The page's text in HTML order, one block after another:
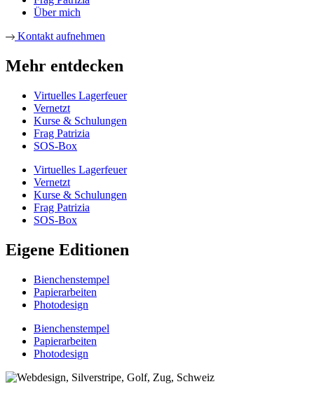
Über mich
Kontakt aufnehmen
Mehr entdecken
Virtuelles Lagerfeuer
Vernetzt
Kurse & Schulungen
Frag Patrizia
SOS-Box
Virtuelles Lagerfeuer
Vernetzt
Kurse & Schulungen
Frag Patrizia
SOS-Box
Eigene Editionen
Bienchenstempel
Papierarbeiten
Photodesign
Bienchenstempel
Papierarbeiten
Photodesign